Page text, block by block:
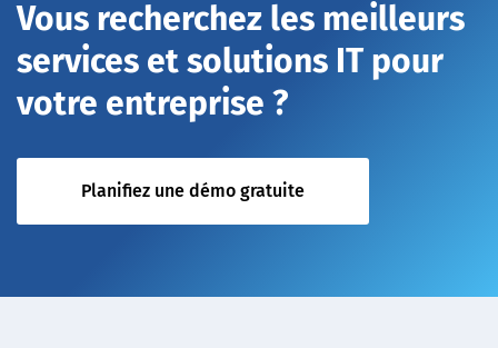
Vous recherchez les meilleurs
services et solutions IT pour
votre entreprise ?
Planifiez une démo gratuite